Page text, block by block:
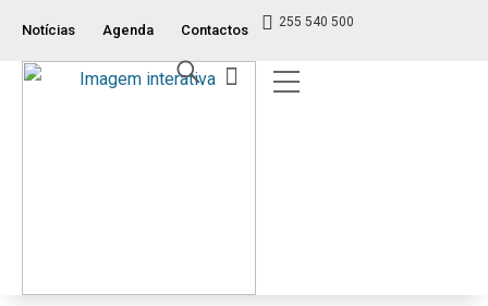
Notícias Agenda Contactos 255 540 500